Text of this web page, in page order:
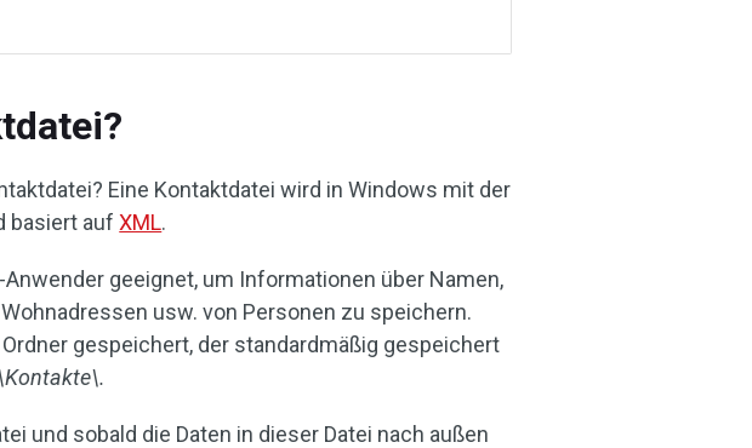
Eine Kontaktdatei wird in Windows mit der
basiert aufXML.
geeignet, um Informationen über Namen,
usw. von Personen zu speichern.
gespeichert, der standardmäßig gespeichert
und sobald die Daten in dieser Datei nach außen